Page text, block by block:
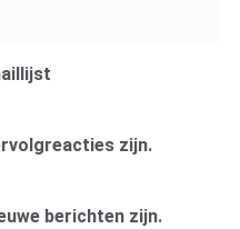
zijn.
berichten zijn.